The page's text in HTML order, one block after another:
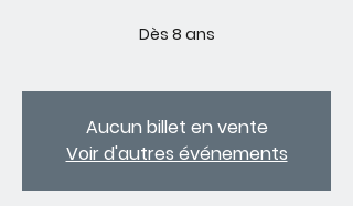
Dès 8 ans
Aucun billet en vente
Voir d'autres événements